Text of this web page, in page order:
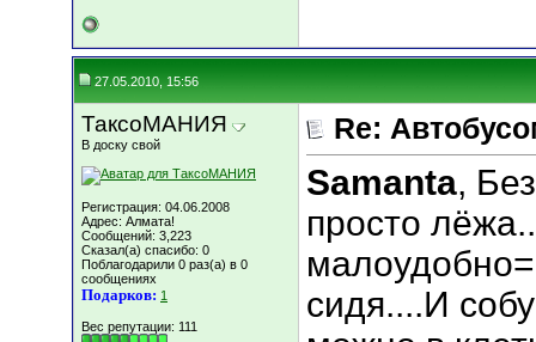
27.05.2010, 15:56
ТаксоМАНИЯ
В доску свой
Регистрация: 04.06.2008
Адрес: Алмата!
Сообщений: 3,223
Сказал(а) спасибо: 0
Поблагодарили 0 раз(а) в 0
сообщениях
Подарков: 1
Вес репутации: 111
Re:
Samanta,
просто
сидя....И